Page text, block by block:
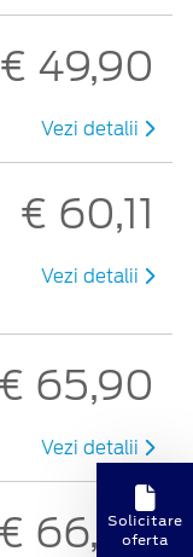
€ 49,90
Vezi detalii
€ 60,11
Vezi detalii
€ 65,90
Vezi detalii
€ 66,30
Solicitare
oferta